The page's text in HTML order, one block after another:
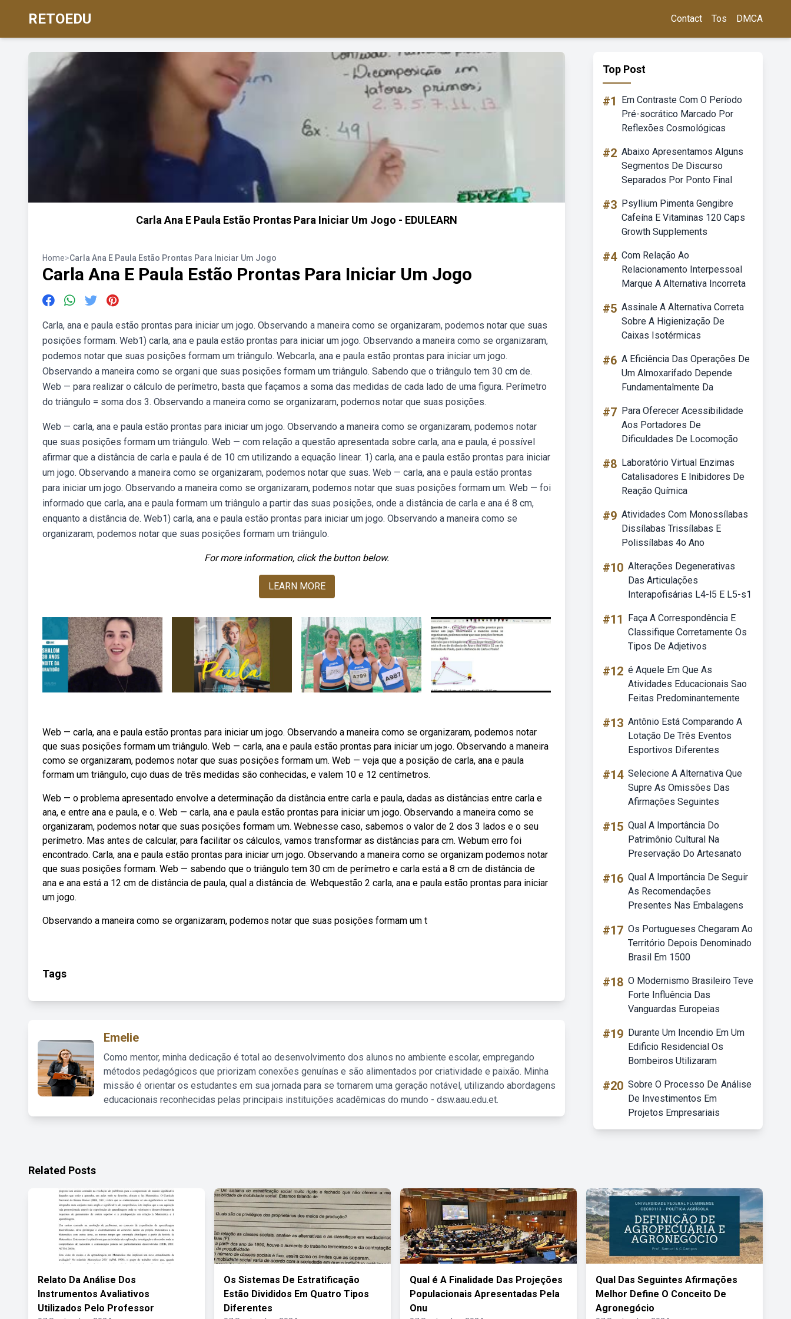
RETOEDU Contact Tos DMCA
Carla Ana E Paula Estão Prontas Para Iniciar Um Jogo - EDULEARN
Home>Carla Ana E Paula Estão Prontas Para Iniciar Um Jogo
Carla Ana E Paula Estão Prontas Para Iniciar Um Jogo
Carla, ana e paula estão prontas para iniciar um jogo. Observando a maneira como se organizaram, podemos notar que suas
posições formam. Web1) carla, ana e paula estão prontas para iniciar um jogo. Observando a maneira como se organizaram,
podemos notar que suas posições formam um triângulo. Webcarla, ana e paula estão prontas para iniciar um jogo.
Observando a maneira como se organi que suas posições formam um triângulo. Sabendo que o triângulo tem 30 cm de.
Web — para realizar o cálculo de perímetro, basta que façamos a soma das medidas de cada lado de uma figura. Perímetro
do triângulo = soma dos 3. Observando a maneira como se organizaram, podemos notar que suas posições.
Web — carla, ana e paula estão prontas para iniciar um jogo. Observando a maneira como se organizaram, podemos notar
que suas posições formam um triângulo. Web — com relação a questão apresentada sobre carla, ana e paula, é possível
afirmar que a distância de carla e paula é de 10 cm utilizando a equação linear. 1) carla, ana e paula estão prontas para iniciar
um jogo. Observando a maneira como se organizaram, podemos notar que suas. Web — carla, ana e paula estão prontas
para iniciar um jogo. Observando a maneira como se organizaram, podemos notar que suas posições formam um. Web — foi
informado que carla, ana e paula formam um triângulo a partir das suas posições, onde a distância de carla e ana é 8 cm,
enquanto a distância de. Web1) carla, ana e paula estão prontas para iniciar um jogo. Observando a maneira como se
organizaram, podemos notar que suas posições formam um triângulo.
For more information, click the button below.
LEARN MORE
Web — carla, ana e paula estão prontas para iniciar um jogo. Observando a maneira como se organizaram, podemos notar
que suas posições formam um triângulo. Web — carla, ana e paula estão prontas para iniciar um jogo. Observando a maneira
como se organizaram, podemos notar que suas posições formam um. Web — veja que a posição de carla, ana e paula
formam um triângulo, cujo duas de três medidas são conhecidas, e valem 10 e 12 centímetros.
Web — o problema apresentado envolve a determinação da distância entre carla e paula, dadas as distâncias entre carla e
ana, e entre ana e paula, e o. Web — carla, ana e paula estão prontas para iniciar um jogo. Observando a maneira como se
organizaram, podemos notar que suas posições formam um. Webnesse caso, sabemos o valor de 2 dos 3 lados e o seu
perímetro. Mas antes de calcular, para facilitar os cálculos, vamos transformar as distâncias para cm. Webum erro foi
encontrado. Carla, ana e paula estão prontas para iniciar um jogo. Observando a maneira como se organizam podemos notar
que suas posições formam. Web — sabendo que o triângulo tem 30 cm de perímetro e carla está a 8 cm de distância de
ana e ana está a 12 cm de distância de paula, qual a distância de. Webquestão 2 carla, ana e paula estão prontas para iniciar
um jogo.
Observando a maneira como se organizaram, podemos notar que suas posições formam um t
Tags
Emelie
Como mentor, minha dedicação é total ao desenvolvimento dos alunos no ambiente escolar, empregando
métodos pedagógicos que priorizam conexões genuínas e são alimentados por criatividade e paixão. Minha
missão é orientar os estudantes em sua jornada para se tornarem uma geração notável, utilizando abordagens
educacionais reconhecidas pelas principais instituições acadêmicas do mundo - dsw.aau.edu.et.
Top Post
#1
Em Contraste Com O Período
Pré-socrático Marcado Por
Reflexões Cosmológicas
#2 Abaixo Apresentamos Alguns
Segmentos De Discurso
Separados Por Ponto Final
#3 Psyllium Pimenta Gengibre
Cafeína E Vitaminas 120 Caps
Growth Supplements
#4 Com Relação Ao
Relacionamento Interpessoal
Marque A Alternativa Incorreta
#5 Assinale A Alternativa Correta
Sobre A Higienização De
Caixas Isotérmicas
#6 A Eficiência Das Operações De
Um Almoxarifado Depende
Fundamentalmente Da
#7 Para Oferecer Acessibilidade
Aos Portadores De
Dificuldades De Locomoção
#8 Laboratório Virtual Enzimas
Catalisadores E Inibidores De
Reação Química
#9 Atividades Com Monossílabas
Dissílabas Trissílabas E
Polissílabas 4o Ano
#10 Alterações Degenerativas
Das Articulações
Interapofisárias L4-l5 E L5-s1
#11
Faça A Correspondência E
Classifique Corretamente Os
Tipos De Adjetivos
#12 é Aquele Em Que As
Atividades Educacionais Sao
Feitas Predominantemente
#13 Antônio Está Comparando A
Lotação De Três Eventos
Esportivos Diferentes
#14 Selecione A Alternativa Que
Supre As Omissões Das
Afirmações Seguintes
#15 Qual A Importância Do
Patrimônio Cultural Na
Preservação Do Artesanato
#16 Qual A Importância De Seguir
As Recomendações
Presentes Nas Embalagens
#17 Os Portugueses Chegaram Ao
Território Depois Denominado
Brasil Em 1500
#18 O Modernismo Brasileiro Teve
Forte Influência Das
Vanguardas Europeias
#19 Durante Um Incendio Em Um
Edificio Residencial Os
Bombeiros Utilizaram
#20 Sobre O Processo De Análise
De Investimentos Em
Projetos Empresariais
Related Posts
Relato Da Análise Dos
Instrumentos Avaliativos
Utilizados Pelo Professor
Os Sistemas De Estratificação
Estão Divididos Em Quatro Tipos
Diferentes
Qual é A Finalidade Das Projeções
Populacionais Apresentadas Pela
Onu
Qual Das Seguintes Afirmações
Melhor Define O Conceito De
Agronegócio